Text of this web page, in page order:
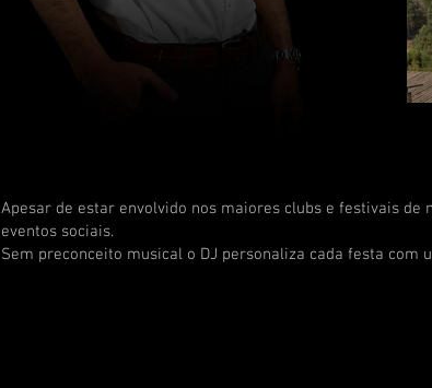
Apesar de estar envolvido nos maiores clubs e festivais
eventos sociais.
Sem preconceito musical o DJ personaliza cada festa